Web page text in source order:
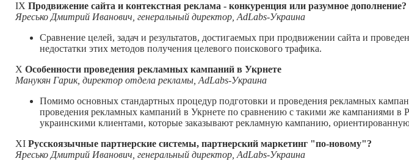
IX Продвижение сайта и контекстная реклама - конкуренция или разумное дополнение?
Яресько Дмитрий Иванович, генеральный директор, AdLabs-Украина
Сравнение целей, задач и результатов, достигаемых при продвижении сайта и
недостатки этих методов получения целевого поискового трафика.
X Особенности проведения рекламных кампаний в Укрнете
Манукян Гарик, директор отдела рекламы, AdLabs-Украина
Помимо основных стандартных процедур подготовки и проведения рекламных
проведения рекламных кампаний в Укрнете по сравнению с такими же кампаниями в
украинскими клиентами, которые заказывают рекламную кампанию,
XI Русскоязычные партнерские системы, партнерский маркетинг "по-новому"?
Яресько Дмитрий Иванович, генеральный директор, AdLabs-Украина